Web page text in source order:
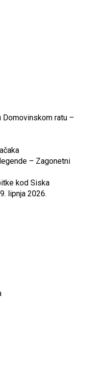
Domovinskom ratu –
– Zagonetni
kod Siska
lipnja 2026.